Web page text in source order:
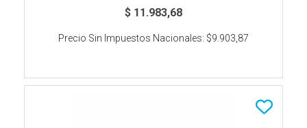
$ 11.983,68
Precio Sin Impuestos Nacionales: $9.903,87